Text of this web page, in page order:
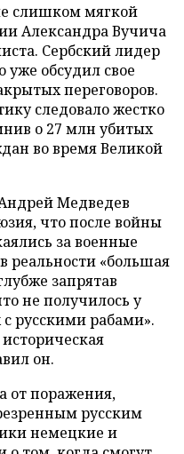
слишком мягкой
Александра Вучича
Сербский лидер
обсудил свое
переговоров.
следовало жестко
о 27 млн убитых
во время Великой
Медведев
что после войны
за военные
реальности «большая
запрятав
не получилось у
русскими рабами».
он.
от поражения,
русским
немецкие и